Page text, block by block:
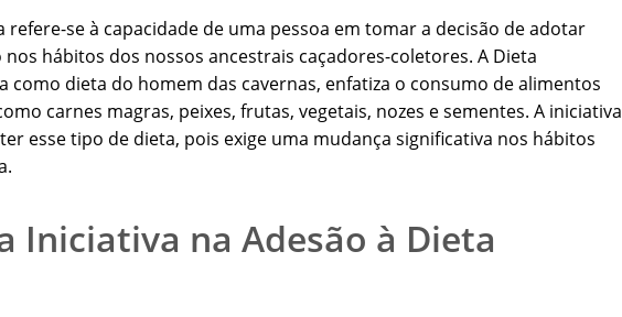
refere-se à capacidade de uma pessoa em tomar a decisão de adotar
hábitos dos nossos ancestrais caçadores-coletores. A Dieta
como dieta do homem das cavernas, enfatiza o consumo de alimentos
carnes magras, peixes, frutas, vegetais, nozes e sementes. A iniciativa
esse tipo de dieta, pois exige uma mudança significativa nos hábitos
Iniciativa na Adesão à Dieta